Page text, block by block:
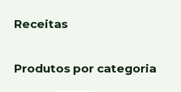
Receitas
Produtos por categoria